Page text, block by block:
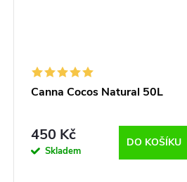
Canna Cocos Natural 50L
450 Kč
Skladem
DO KOŠÍKU